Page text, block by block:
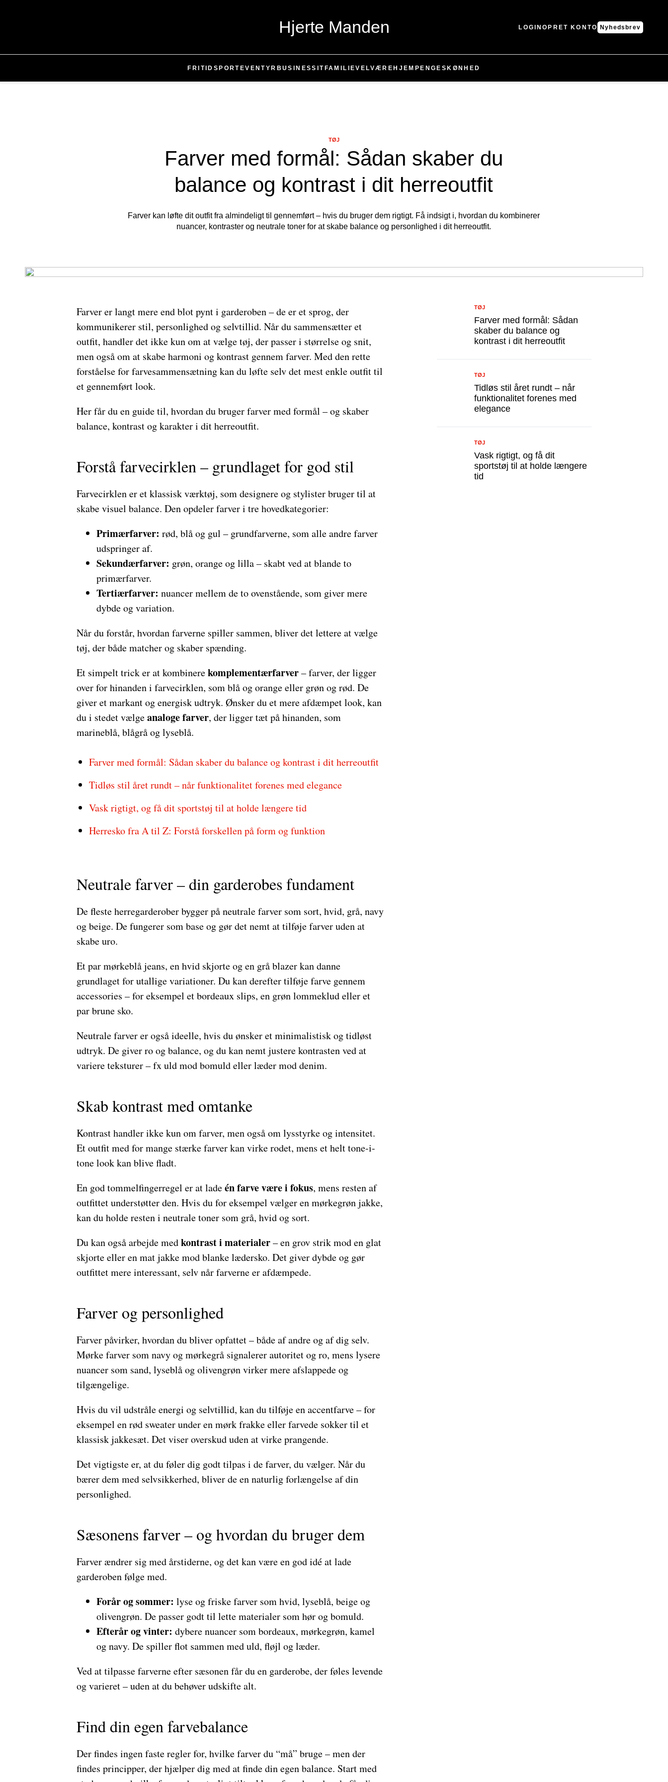
Hjerte Manden LOGINOPRET KONTO Nyhedsbrev
FRITID SPORT EVENTYR BUSINESS IT FAMILIEVELVÆRE HJEM PENGE SKØNHED
Farver med formål: Sådan skaber du
balance og kontrast i dit herreoutfit
TØJ
Farver kan løfte dit outfit fra almindeligt til gennemført – hvis du bruger dem rigtigt. Få indsigt i, hvordan du kombinerer
nuancer, kontraster og neutrale toner for at skabe balance og personlighed i dit herreoutfit.
Farver er langt mere end blot pynt i garderoben – de er et sprog, der
kommunikerer stil, personlighed og selvtillid. Når du sammensætter et
outfit, handler det ikke kun om at vælge tøj, der passer i størrelse og snit,
men også om at skabe harmoni og kontrast gennem farver. Med den rette
forståelse for farvesammensætning kan du løfte selv det mest enkle outfit til
et gennemført look.
Her får du en guide til, hvordan du bruger farver med formål – og skaber
balance, kontrast og karakter i dit herreoutfit.
Forstå farvecirklen – grundlaget for god stil
Farvecirklen er et klassisk værktøj, som designere og stylister bruger til at
skabe visuel balance. Den opdeler farver i tre hovedkategorier:
Primærfarver: rød, blå og gul – grundfarverne, som alle andre farver
udspringer af.
Sekundærfarver: grøn, orange og lilla – skabt ved at blande to
primærfarver.
Tertiærfarver: nuancer mellem de to ovenstående, som giver mere
dybde og variation.
Når du forstår, hvordan farverne spiller sammen, bliver det lettere at vælge
tøj, der både matcher og skaber spænding.
Et simpelt trick er at kombinerekomplementærfarver– farver, der ligger
over for hinanden i farvecirklen, som blå og orange eller grøn og rød. De
giver et markant og energisk udtryk. Ønsker du et mere afdæmpet look, kan
du i stedet vælgeanaloge farver, der ligger tæt på hinanden, som
marineblå, blågrå og lyseblå.
Farver med formål: Sådan skaber du balance og kontrast i dit herreoutfit
Tidløs stil året rundt – når funktionalitet forenes med elegance
Vask rigtigt, og få dit sportstøj til at holde længere tid
Herresko fra A til Z: Forstå forskellen på form og funktion
Neutrale farver – din garderobes fundament
De fleste herregarderober bygger på neutrale farver som sort, hvid, grå, navy
og beige. De fungerer som base og gør det nemt at tilføje farver uden at
skabe uro.
Et par mørkeblå jeans, en hvid skjorte og en grå blazer kan danne
grundlaget for utallige variationer. Du kan derefter tilføje farve gennem
accessories – for eksempel et bordeaux slips, en grøn lommeklud eller et
par brune sko.
Neutrale farver er også ideelle, hvis du ønsker et minimalistisk og tidløst
udtryk. De giver ro og balance, og du kan nemt justere kontrasten ved at
variere teksturer – fx uld mod bomuld eller læder mod denim.
Skab kontrast med omtanke
Kontrast handler ikke kun om farver, men også om lysstyrke og intensitet.
Et outfit med for mange stærke farver kan virke rodet, mens et helt tone-i-
tone look kan blive fladt.
En god tommelfingerregel er at ladeén farve være i fokus, mens resten af
outfittet understøtter den. Hvis du for eksempel vælger en mørkegrøn jakke,
kan du holde resten i neutrale toner som grå, hvid og sort.
Du kan også arbejde medkontrast i materialer– en grov strik mod en glat
skjorte eller en mat jakke mod blanke lædersko. Det giver dybde og gør
outfittet mere interessant, selv når farverne er afdæmpede.
Farver og personlighed
Farver påvirker, hvordan du bliver opfattet – både af andre og af dig selv.
Mørke farver som navy og mørkegrå signalerer autoritet og ro, mens lysere
nuancer som sand, lyseblå og olivengrøn virker mere afslappede og
tilgængelige.
Hvis du vil udstråle energi og selvtillid, kan du tilføje en accentfarve – for
eksempel en rød sweater under en mørk frakke eller farvede sokker til et
klassisk jakkesæt. Det viser overskud uden at virke prangende.
Det vigtigste er, at du føler dig godt tilpas i de farver, du vælger. Når du
bærer dem med selvsikkerhed, bliver de en naturlig forlængelse af din
personlighed.
Sæsonens farver – og hvordan du bruger dem
Farver ændrer sig med årstiderne, og det kan være en god idé at lade
garderoben følge med.
Forår og sommer: lyse og friske farver som hvid, lyseblå, beige og
olivengrøn. De passer godt til lette materialer som hør og bomuld.
Efterår og vinter: dybere nuancer som bordeaux, mørkegrøn, kamel
og navy. De spiller flot sammen med uld, fløjl og læder.
Ved at tilpasse farverne efter sæsonen får du en garderobe, der føles levende
og varieret – uden at du behøver udskifte alt.
Find din egen farvebalance
Der findes ingen faste regler for, hvilke farver du “må” bruge – men der
findes principper, der hjælper dig med at finde din egen balance. Start med
Farver med formål: Sådan
skaber du balance og
kontrast i dit herreoutfit
TØJ
Tidløs stil året rundt – når
funktionalitet forenes med
elegance
TØJ
Vask rigtigt, og få dit
sportstøj til at holde længere
tid
TØJ